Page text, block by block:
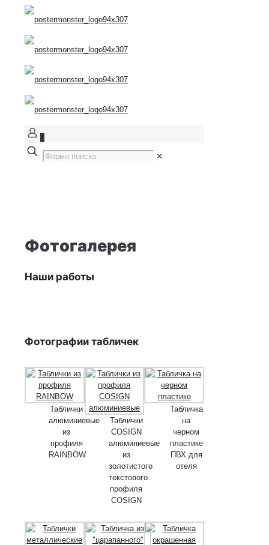
0
✕
Фотогалерея
Наши работы
Фотографии табличек
Таблички
алюминиевые
из
профиля
RAINBOW
Таблички
COSIGN
алюминиевые
из
золотистого
текстового
профиля
COSIGN
Табличка
на
черном
пластике
ПВХ для
отеля